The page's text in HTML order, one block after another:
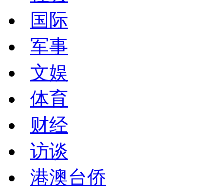
国际
军事
文娱
体育
财经
访谈
港澳台侨